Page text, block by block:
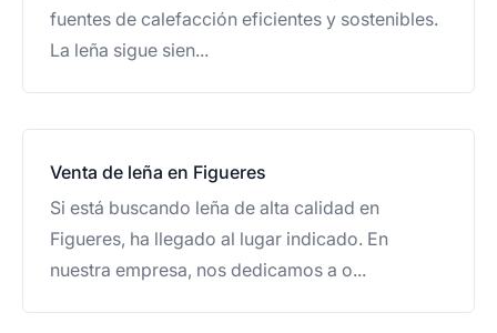
fuentes de calefacción eficientes y sostenibles.
La leña sigue sien...
Venta de leña en Figueres
Si está buscando leña de alta calidad en
Figueres, ha llegado al lugar indicado. En
nuestra empresa, nos dedicamos a o...